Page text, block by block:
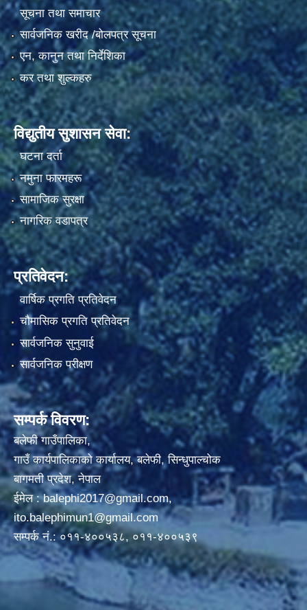
सूचना तथा समाचार
सार्वजनिक खरीद /बोलपत्र सूचना
एन, कानुन तथा निर्देशिका
कर तथा शुल्कहरु
विद्युतीय सुशासन सेवा:
घटना दर्ता
नमुना फारमहरू
सामाजिक सुरक्षा
नागरिक वडापत्र
प्रतिवेदन:
वार्षिक प्रगति प्रतिवेदन
चौमासिक प्रगति प्रतिवेदन
सार्वजनिक सुनुवाई
सार्वजनिक परीक्षण
सम्पर्क विवरण:
बलेफी गाउँपालिका,
गाउँ कार्यपालिकाको कार्यालय, बलेफी, सिन्धुपाल्चोक
बागमती प्रदेश, नेपाल
ईमेल :balephi2017@gmail.com,
ito.balephimun1@gmail.com
सम्पर्क नं.: ०११-४००५३८, ०११-४००५३९